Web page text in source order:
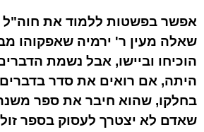
אפשר בפשטות ללמוד את חוה"ל
שאלה מעין ר' ירמיה שאפקוהו
הוכיחו וביישו, אבל נשמת
היתה, אם רואים את סדר
בחלקו, שהוא חיבר את ספר
שאדם לא יצטרך לעסוק בספר